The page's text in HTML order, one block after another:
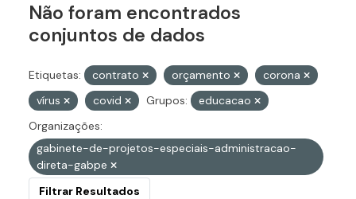
Não foram encontrados
conjuntos de dados
Etiquetas: contrato orçamento
corona
vírus
covid Grupos:
educacao
Organizações:
gabinete-de-projetos-especiais-administracao-
direta-gabpe
Filtrar Resultados